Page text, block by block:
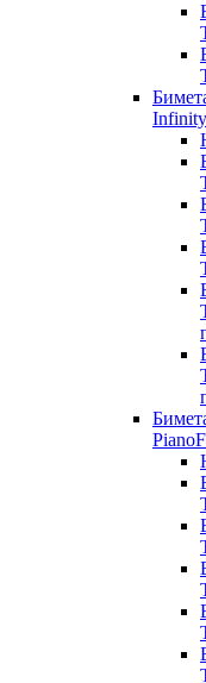
Infinity